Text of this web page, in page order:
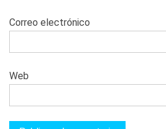
Correo electrónico
Web